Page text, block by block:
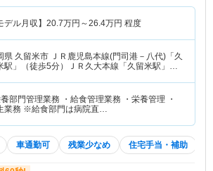
デル月収】 20.7万円～26.4万円 程度
県 久留米市 ＪＲ鹿児島本線(門司港－八代)「久
駅」（徒歩5分）ＪＲ久大本線「久留米駅」
部門管理業務 ・給食管理業務 ・栄養管理 ・
業務 ※給食部門は病院直…
車通勤可 残業少なめ 住宅手当・補助